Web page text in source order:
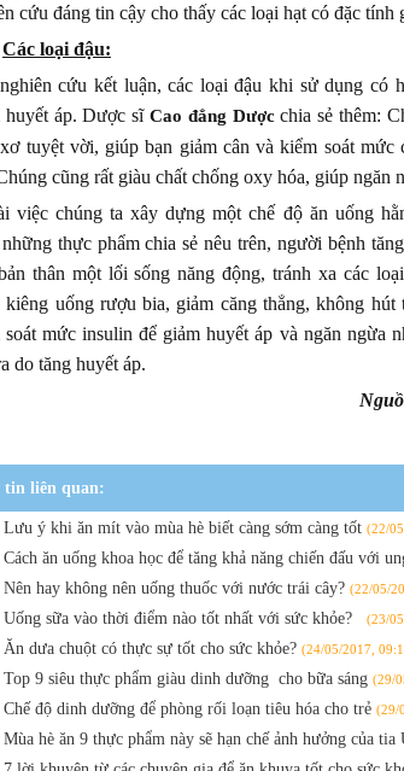
cứu đáng tin cậy cho thấy các loại hạt có đặc tính
Các loại đậu:
cứu kết luận, các loại đậu khi sử dụng có
huyết áp. Dược sĩ Cao đẳng Dượcchia sẻ thêm:
tuyệt vời, giúp bạn giảm cân và kiểm soát mức
cũng rất giàu chất chống oxy hóa, giúp ngăn
việc chúng ta xây dựng một chế độ ăn uống
thực phẩm chia sẻ nêu trên, người bệnh
thân một lối sống năng động, tránh xa các
kiêng uống rượu bia, giảm căng thẳng, không hút
soát mức insulin để giảm huyết áp và ngăn ngừa
do tăng huyết áp.
tin liên quan:
Lưu ý khi ăn mít vào mùa hè biết càng sớm càng tốt (22/
Cách ăn uống khoa học để tăng khả năng chiến đấu với
Nên hay không nên uống thuốc với nước trái cây? (22/05/
Uống sữa vào thời điểm nào tốt nhất với sức khỏe? (23/
Ăn dưa chuột có thực sự tốt cho sức khỏe? (24/05/2017,
Top 9 siêu thực phẩm giàu dinh dưỡng cho bữa sáng (29/
Chế độ dinh dưỡng để phòng rối loạn tiêu hóa cho trẻ (29/
Mùa hè ăn 9 thực phẩm này sẽ hạn chế ảnh hưởng của tia